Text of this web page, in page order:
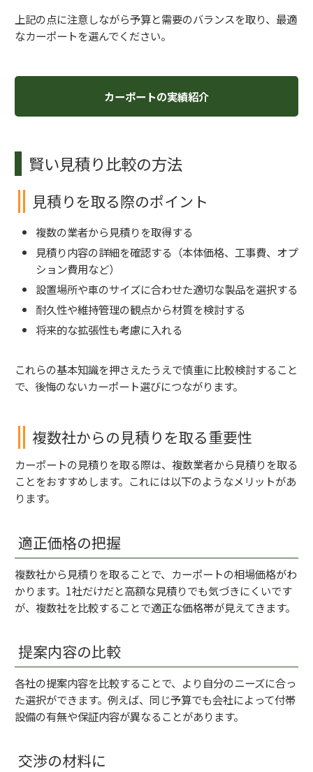
上記の点に注意しながら予算と需要のバランスを取り、最適
なカーポートを選んでください。
カーポートの実績紹介
賢い見積り比較の方法
見積りを取る際のポイント
複数の業者から見積りを取得する
見積り内容の詳細を確認する（本体価格、工事費、オプ
ション費用など）
設置場所や車のサイズに合わせた適切な製品を選択する
耐久性や維持管理の観点から材質を検討する
将来的な拡張性も考慮に入れる
これらの基本知識を押さえたうえで慎重に比較検討すること
で、後悔のないカーポート選びにつながります。
複数社からの見積りを取る重要性
カーポートの見積りを取る際は、複数業者から見積りを取る
ことをおすすめします。これには以下のようなメリットがあ
ります。
適正価格の把握
複数社から見積りを取ることで、カーポートの相場価格がわ
かります。1社だけだと高額な見積りでも気づきにくいです
が、複数社を比較することで適正な価格帯が見えてきます。
提案内容の比較
各社の提案内容を比較することで、より自分のニーズに合っ
た選択ができます。例えば、同じ予算でも会社によって付帯
設備の有無や保証内容が異なることがあります。
交渉の材料に